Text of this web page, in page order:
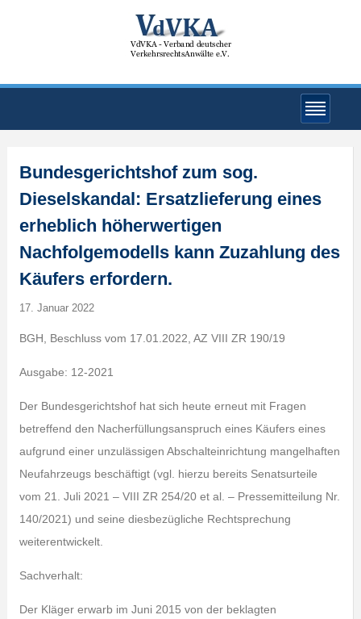
Bundesgerichtshof zum sog.
Dieselskandal: Ersatzlieferung eines
erheblich höherwertigen
Nachfolgemodells kann Zuzahlung des
Käufers erfordern.
17. Januar 2022
BGH, Beschluss vom 17.01.2022, AZ VIII ZR 190/19
Ausgabe: 12-2021
Der Bundesgerichtshof hat sich heute erneut mit Fragen
betreffend den Nacherfüllungsanspruch eines Käufers eines
aufgrund einer unzulässigen Abschalteinrichtung mangelhaften
Neufahrzeugs beschäftigt (vgl. hierzu bereits Senatsurteile
vom 21. Juli 2021 – VIII ZR 254/20 et al. – Pressemitteilung Nr.
140/2021) und seine diesbezügliche Rechtsprechung
weiterentwickelt.
Sachverhalt:
Der Kläger erwarb im Juni 2015 von der beklagten